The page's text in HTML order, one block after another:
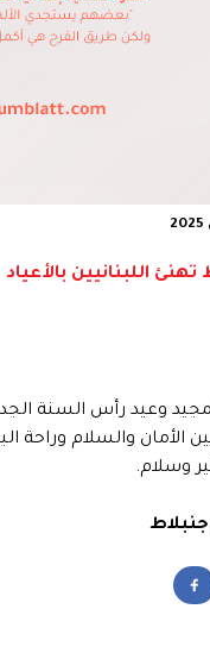
اللبنانيين بالأعياد
وعيد رأس السنة
الأمان والسلام وراحة
وسلام.